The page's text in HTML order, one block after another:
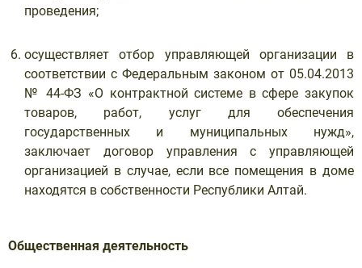
проведения;
осуществляет отбор управляющей организации в
соответствии с Федеральным законом от 05.04.2013
№ 44-ФЗ «О контрактной системе в сфере закупок
товаров, работ, услуг для обеспечения
государственных и муниципальных нужд»,
заключает договор управления с управляющей
организацией в случае, если все помещения в доме
находятся в собственности Республики Алтай.
Общественная деятельность